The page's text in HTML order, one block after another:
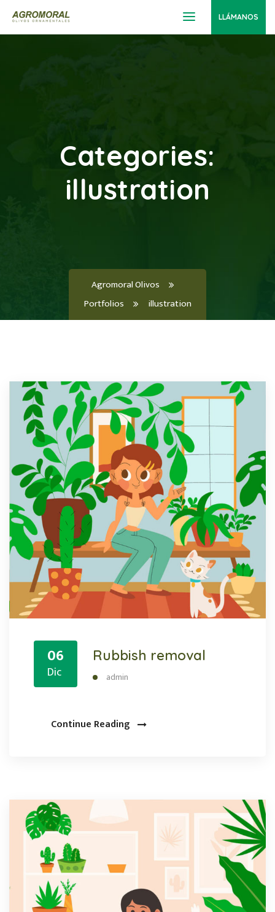
LLÁMANOS
Categories:
illustration
Agromoral Olivos
Portfolios
illustration
06
Dic
Rubbish removal
admin
Continue Reading